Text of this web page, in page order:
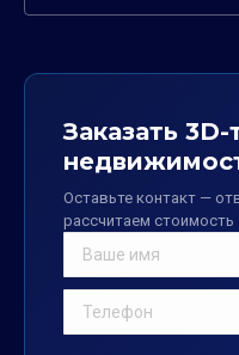
Заказать
Оставьте контакт —
рассчитаем стоимость